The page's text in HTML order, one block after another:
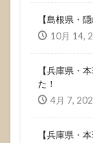
【島根県・
10月 14,
【兵庫県・
た！
4月 7,
【兵庫県・